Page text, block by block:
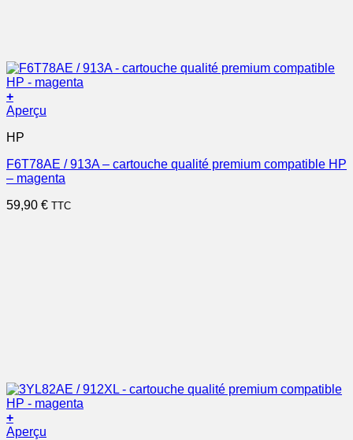
+
Aperçu
HP
F6T78AE / 913A – cartouche qualité premium compatible HP
– magenta
59,90 € TTC
+
Aperçu